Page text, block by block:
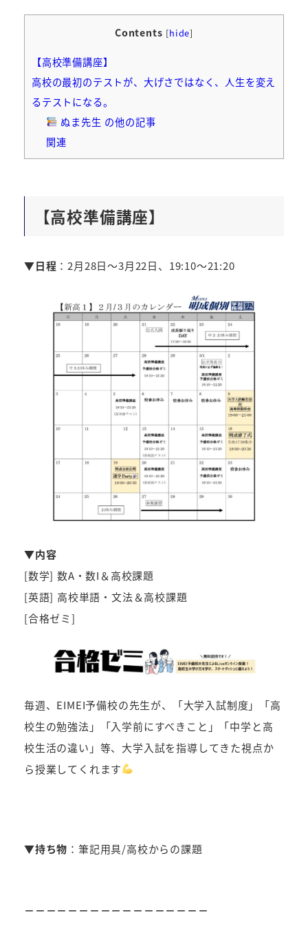
Contents [hide]
【高校準備講座】
高校の最初のテストが、大げさではなく、人生を変え
るテストになる。
ぬま先生 の他の記事
関連
【高校準備講座】
▼日程 ：2月28日～3月22日、19:10～21:20
▼内容
[数学] 数A・数I＆高校課題
[英語] 高校単語・文法＆高校課題
[合格ゼミ]
毎週、EIMEI予備校の先生が、「大学入試制度」「高
校生の勉強法」「入学前にすべきこと」「中学と高
校生活の違い」等、大学入試を指導してきた視点か
ら授業してくれます
▼持ち物 ：筆記用具/高校からの課題
－－－－－－－－－－－－－－－－－